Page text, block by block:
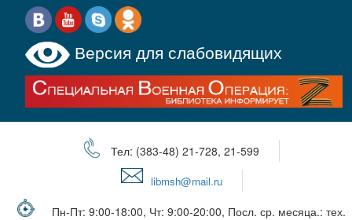
Версия для слабовидящих
Тел: (383-48) 21-728, 21-599
libmsh@mail.ru
Пн-Пт: 9:00-18:00, Чт: 9:00-20:00, Посл. ср. месяца.: тех.